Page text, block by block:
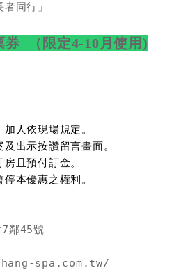
同行」
券  （限定4-10月使用)
人依現場規定。
出示按讚留言畫面。
且預付訂金。
7鄰45號
spa.com.tw/